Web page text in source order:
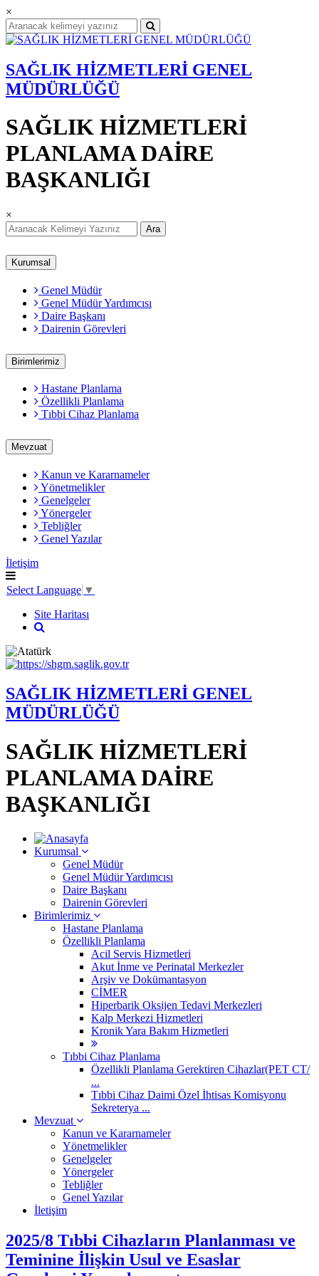
×
SAĞLIK HİZMETLERİ GENEL
MÜDÜRLÜĞÜ
SAĞLIK HİZMETLERİ
PLANLAMA DAİRE
BAŞKANLIĞI
×
Ara
Kurumsal
Genel Müdür
Genel Müdür Yardımcısı
Daire Başkanı
Dairenin Görevleri
Birimlerimiz
Hastane Planlama
Özellikli Planlama
Tıbbi Cihaz Planlama
Mevzuat
Kanun ve Kararnameler
Yönetmelikler
Genelgeler
Yönergeler
Tebliğler
Genel Yazılar
İletişim
Select Language ▼
Site Haritası
SAĞLIK HİZMETLERİ GENEL
MÜDÜRLÜĞÜ
SAĞLIK HİZMETLERİ
PLANLAMA DAİRE
BAŞKANLIĞI
Kurumsal
Genel Müdür
Genel Müdür Yardımcısı
Daire Başkanı
Dairenin Görevleri
Birimlerimiz
Hastane Planlama
Özellikli Planlama
Acil Servis Hizmetleri
Akut İnme ve Perinatal Merkezler
Arşiv ve Dokümantasyon
CİMER
Hiperbarik Oksijen Tedavi Merkezleri
Kalp Merkezi Hizmetleri
Kronik Yara Bakım Hizmetleri
Tıbbi Cihaz Planlama
Özellikli Planlama Gerektiren Cihazlar(PET CT/
...
Tıbbi Cihaz Daimi Özel İhtisas Komisyonu
Sekreterya ...
Mevzuat
Kanun ve Kararnameler
Yönetmelikler
Genelgeler
Yönergeler
Tebliğler
Genel Yazılar
İletişim
2025/8 Tıbbi Cihazların Planlanması ve
Teminine İlişkin Usul ve Esaslar